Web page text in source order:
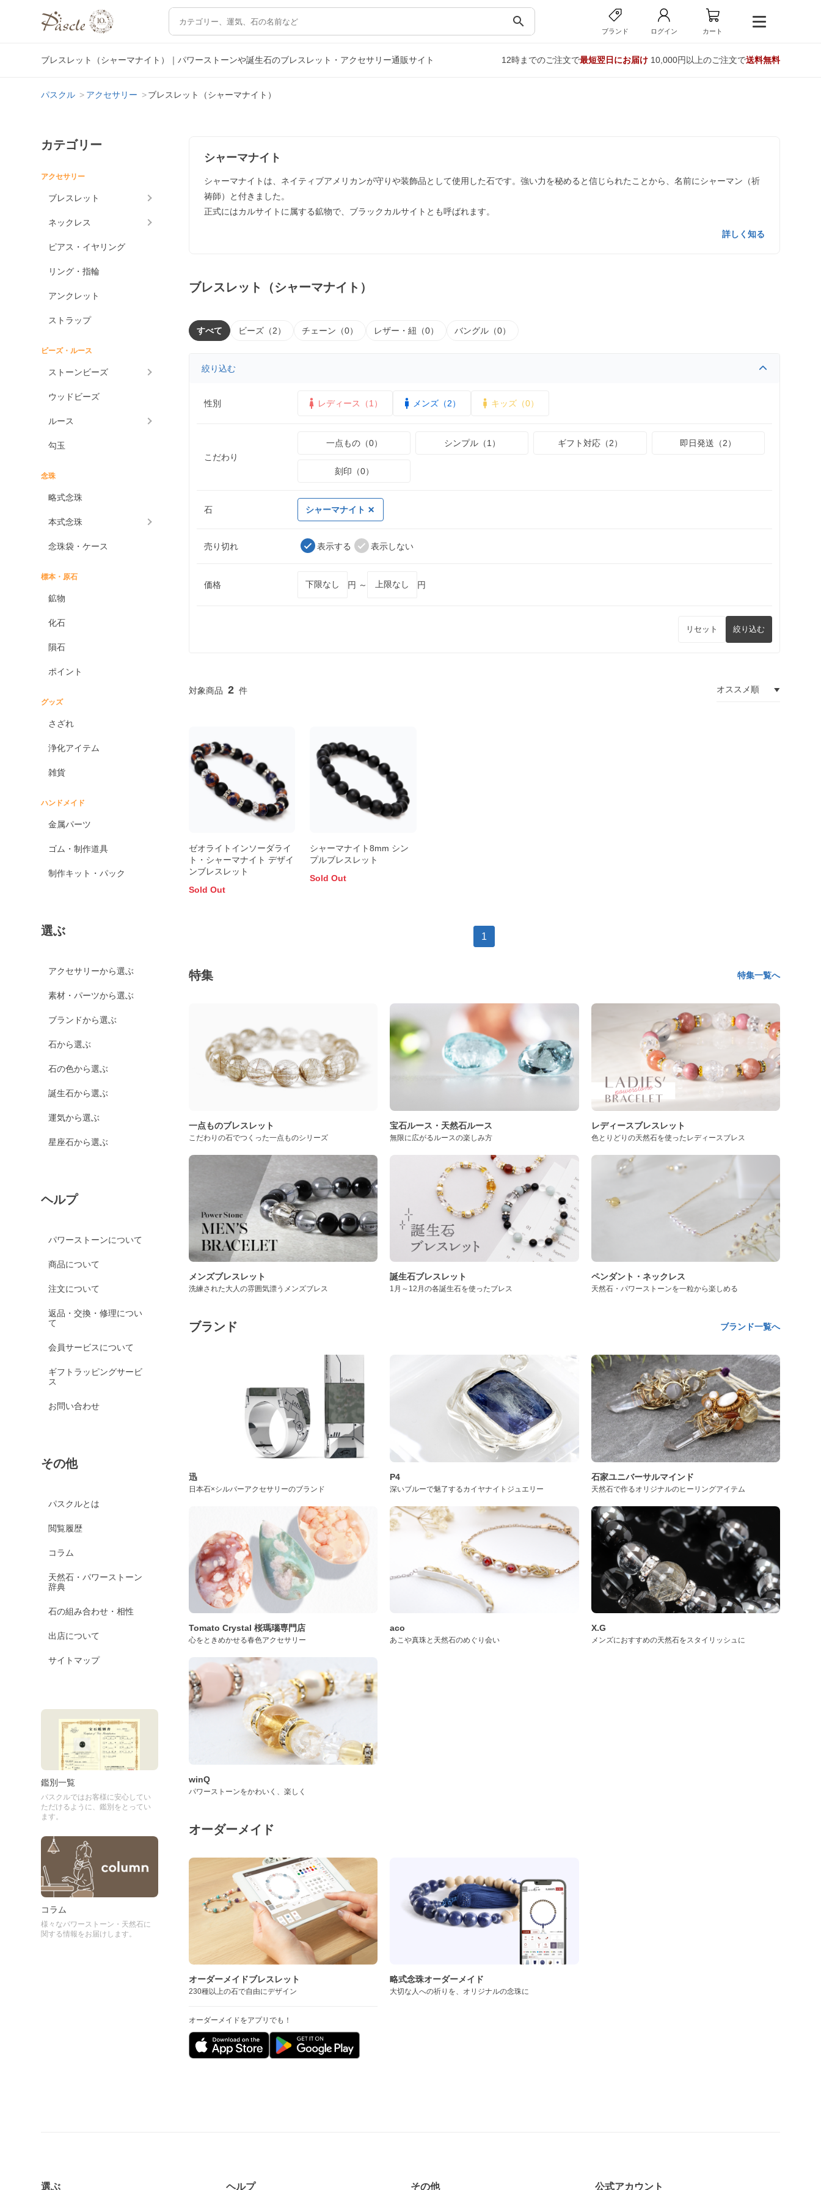
search
ブランド ログイン カート
ブレスレット（シャーマナイト）｜パワーストーンや誕生石のブレスレット・アクセサリー通販サイト 12時までのご注文で最短翌日にお届け10,000円以上のご注文で送料無料
パスクル アクセサリー ブレスレット（シャーマナイト）
カテゴリー
アクセサリー
ブレスレット
ネックレス
ピアス・イヤリング
リング・指輪
アンクレット
ストラップ
ビーズ・ルース
ストーンビーズ
ウッドビーズ
ルース
勾玉
念珠
略式念珠
本式念珠
念珠袋・ケース
標本・原石
鉱物
化石
隕石
ポイント
グッズ
さざれ
浄化アイテム
雑貨
ハンドメイド
金属パーツ
ゴム・制作道具
制作キット・パック
選ぶ
アクセサリーから選ぶ
素材・パーツから選ぶ
ブランドから選ぶ
石から選ぶ
石の色から選ぶ
誕生石から選ぶ
運気から選ぶ
星座石から選ぶ
ヘルプ
パワーストーンについて
商品について
注文について
返品・交換・修理につい
て
会員サービスについて
ギフトラッピングサービ
ス
お問い合わせ
その他
パスクルとは
閲覧履歴
コラム
天然石・パワーストーン
辞典
石の組み合わせ・相性
出店について
サイトマップ
鑑別一覧
パスクルではお客様に安心してい
ただけるように、鑑別をとってい
ます。
コラム
様々なパワーストーン・天然石に
関する情報をお届けします。
シャーマナイト
シャーマナイトは、ネイティブアメリカンが守りや装飾品として使用した石です。強い力を秘めると信じられたことから、名前にシャーマン（祈
祷師）と付きました。
正式にはカルサイトに属する鉱物で、ブラックカルサイトとも呼ばれます。
詳しく知る
ブレスレット（シャーマナイト）
すべて ビーズ（2） チェーン（0） レザー・紐（0） バングル（0）
絞り込む
性別 レディース（1） メンズ（2） キッズ（0）
こだわり
一点もの（0） シンプル（1） ギフト対応（2） 即日発送（2）
刻印（0）
石 シャーマナイト
売り切れ 表示する 表示しない
価格 円 ～ 円
リセット 絞り込む
2
ゼオライトインソーダライ
ト・シャーマナイト デザイ
ンブレスレット
Sold Out
シャーマナイト8mm シン
プルブレスレット
Sold Out
1
特集 特集一覧へ
一点ものブレスレット
こだわりの石でつくった一点ものシリーズ
宝石ルース・天然石ルース
無限に広がるルースの楽しみ方
レディースブレスレット
色とりどりの天然石を使ったレディースブレス
メンズブレスレット
洗練された大人の雰囲気漂うメンズブレス
誕生石ブレスレット
1月～12月の各誕生石を使ったブレス
ペンダント・ネックレス
天然石・パワーストーンを一粒から楽しめる
ブランド ブランド一覧へ
迅
日本石×シルバーアクセサリーのブランド
P4
深いブルーで魅了するカイヤナイトジュエリー
石家ユニバーサルマインド
天然石で作るオリジナルのヒーリングアイテム
Tomato Crystal 桜瑪瑙専門店
心をときめかせる春色アクセサリー
aco
あこや真珠と天然石のめぐり会い
X.G
メンズにおすすめの天然石をスタイリッシュに
winQ
パワーストーンをかわいく、楽しく
オーダーメイド
オーダーメイドブレスレット
230種以上の石で自由にデザイン
オーダーメイドをアプリでも！
略式念珠オーダーメイド
大切な人への祈りを、オリジナルの念珠に
選ぶ ヘルプ その他 公式アカウント